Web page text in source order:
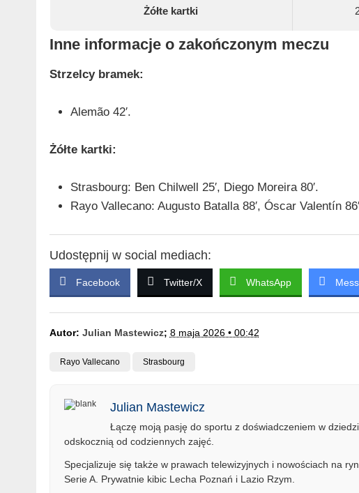
Żółte kartki
Inne informacje o zakończonym meczu
Strzelcy bramek:
Alemão 42′.
Żółte kartki:
Strasbourg: Ben Chilwell 25′, Diego Moreira 80′.
Rayo Vallecano: Augusto Batalla 88′, Óscar Valentín
Udostępnij w social mediach:
Facebook Twitter/X WhatsApp
Autor: Julian Mastewicz; 8 maja 2026 • 00:42
Rayo Vallecano Strasbourg
Julian Mastewicz
Łączę moją pasję do sportu z doświadczeniem w
odskocznią od codziennych zajęć.
Specjalizuje się także w prawach telewizyjnych i nowościach na
Serie A. Prywatnie kibic Lecha Poznań i Lazio Rzym.